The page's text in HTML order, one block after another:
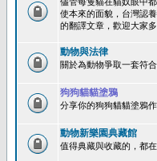
使本來的面貌，台灣認
的翻譯文章，歡迎大家多
動物與法律
關於為動物爭取一套符
狗狗貓貓塗鴉
分享你的狗狗貓貓塗鴉
動物新樂園典藏館
值得典藏與收藏的，都